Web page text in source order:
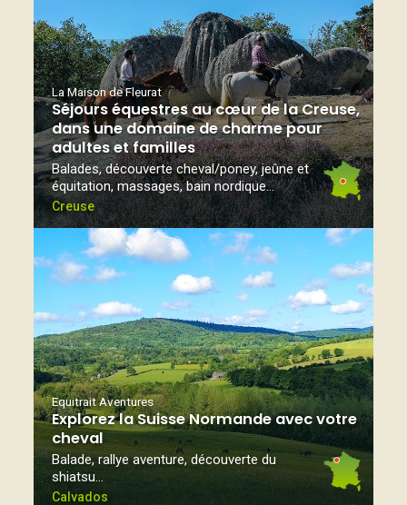
La Maison de Fleurat
Séjours équestres au cœur de la Creuse,
dans une domaine de charme pour
adultes et familles
Balades, découverte cheval/poney, jeûne et
équitation, massages, bain nordique...
Creuse
Equitrait Aventures
Explorez la Suisse Normande avec votre
cheval
Balade, rallye aventure, découverte du
shiatsu…
Calvados